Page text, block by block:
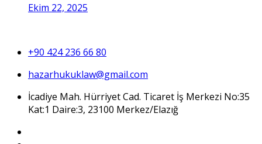
Ekim 22, 2025
+90 424 236 66 80
hazarhukuklaw@gmail.com
İcadiye Mah. Hürriyet Cad. Ticaret İş Merkezi No:35
Kat:1 Daire:3, 23100 Merkez/Elazığ